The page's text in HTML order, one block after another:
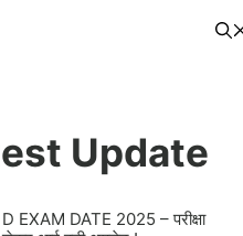
Update
EXAM DATE 2025 – परीक्षा